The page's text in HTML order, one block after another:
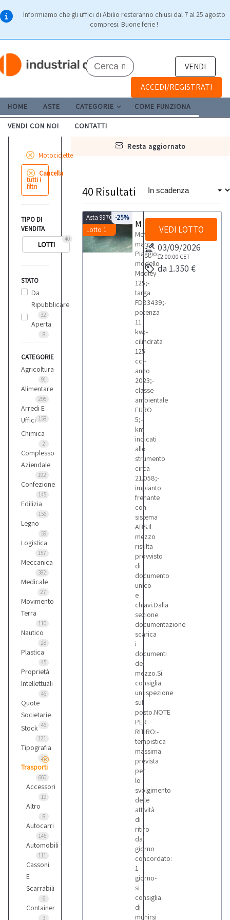
Informiamo che gli uffici di Abilio resteranno chiusi dal 7 al 25 agosto
compresi. Buone ferie !
VENDI
ACCEDI/REGISTRATI
HOME ASTE CATEGORIE COME FUNZIONA
VENDI CON NOI CONTATTI
resta aggiornato
Motociclette
Cancella
tutti i
filtri
TIPO DI
VENDITA
40
LOTTI
STATO
Da
Ripubblicare
32
Aperta
8
CATEGORIE
Agricoltura
91
Alimentare
295
Arredi E
Uffici 158
Chimica
2
Complesso
Aziendale
192
Confezione
145
Edilizia
156
Legno
59
Logistica
157
Meccanica
382
Medicale
27
Movimento
Terra
110
Nautico
28
Plastica
45
Proprietà
Intellettuali
46
Quote
Societarie
46
Stock
121
Tipografia
21
Trasporti
660
Accessori
19
Altro
8
Autocarri
145
Automobili
111
Cassoni
E
Scarrabili
6
Container
3
40 Risultati
Asta 9970
Lotto 1
-25%
Motociclo
marca
Piaggio:-
modello
Medley
125;-
targa
FD83439;-
potenza
11
kw;-
cilindrata
125
cc;-
anno
2023;-
classe
ambientale
EURO
5;-
km
indicati
allo
strumento
circa
21.058;-
impianto
frenante
con
sistema
ABS.Il
mezzo
risulta
provvisto
di
documento
unico
e
chiavi.Dalla
sezione
documentazione
scarica
i
documenti
del
mezzo.Si
consiglia
un’ispezione
sul
posto.NOTE
PER
RITIRO:-
tempistica
massima
prevista
per
lo
svolgimento
delle
attività
di
ritiro
dal
giorno
concordato:
1
giorno-
si
consiglia
di
munirsi
VEDI LOTTO
03/09/2026
12:00:00 CET
da 1.350 €